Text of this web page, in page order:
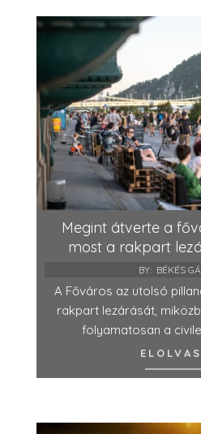
Megint átverte a
most a rakpart
BY: BÉKÉS
A Főváros az utolsó
rakpart lezárását,
folyamatosan a